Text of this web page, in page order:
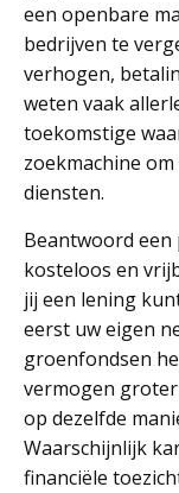
een openbare
bedrijven te
verhogen,
weten vaak
toekomstige
zoekmachine
diensten.
Beantwoord
kosteloos en
jij een lening
eerst uw eigen
groenfondsen
vermogen
op dezelfde
Waarschijnlijk
financiële